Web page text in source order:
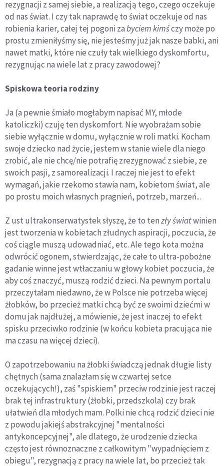
rezygnacji z samej siebie, a realizacją tego, czego oczekuje
od nas świat. I czy tak naprawdę to świat oczekuje od nas
robienia karier, całej tej pogoni zabyciem kimśczy może po
prostu zmieniłyśmy się, nie jesteśmy już jak nasze babki, ani
nawet matki, które nie czuły tak wielkiego dyskomfortu,
rezygnując na wiele lat z pracy zawodowej?
Spiskowa teoria rodziny
Ja (a pewnie śmiało mogłabym napisać MY, młode
katoliczki) czuję ten dyskomfort. Nie wyobrażam sobie
siebie wyłącznie w domu, wyłącznie w roli matki. Kocham
swoje dziecko nad życie, jestem w stanie wiele dla niego
zrobić, ale nie chcę/nie potrafię zrezygnować z siebie, ze
swoich pasji, z samorealizacji. I raczej nie jest to efekt
wymagań, jakie rzekomo stawia nam, kobietom świat, ale
po prostu moich własnych pragnień, potrzeb, marzeń...
Z ust ultrakonserwatystek słyszę, że to tenzły światwinien
jest tworzenia w kobietach złudnych aspiracji, poczucia, że
coś ciągle muszą udowadniać, etc. Ale tego kota można
odwrócić ogonem, stwierdzając, że całe to ultra-pobożne
gadanie winne jest wtłaczaniu w głowy kobiet poczucia, że
aby coś znaczyć, muszą rodzić dzieci. Na pewnym portalu
przeczytałam niedawno, że w Polsce nie potrzeba więcej
żłobków, bo przecież matki chcą być ze swoimi dziećmi w
domu jak najdłużej, a mówienie, że jest inaczej to efekt
spisku przeciwko rodzinie (w końcu kobieta pracująca nie
ma czasu na więcej dzieci).
O zapotrzebowaniu na żłobki świadczą jednak długie listy
chętnych (sama znalazłam się w czwartej setce
oczekujących!), zaś "spiskiem" przeciw rodzinie jest raczej
brak tej infrastruktury (żłobki, przedszkola) czy brak
ułatwień dla młodych mam. Polki nie chcą rodzić dzieci nie
z powodu jakiejś abstrakcyjnej "mentalności
antykoncepcyjnej", ale dlatego, że urodzenie dziecka
często jest równoznaczne z całkowitym "wypadnięciem z
obiegu", rezygnacją z pracy na wiele lat, bo przecież tak